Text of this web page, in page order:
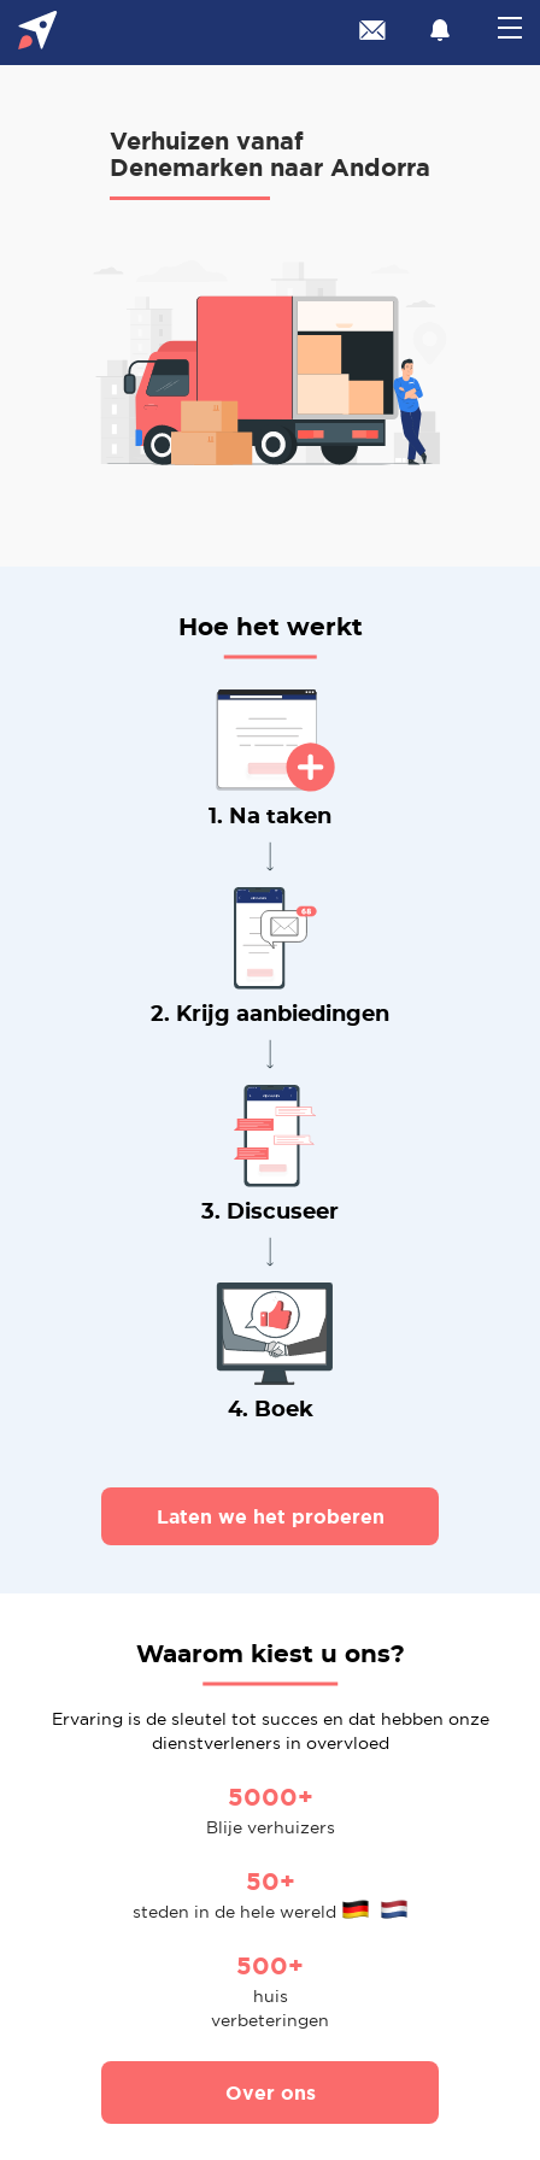
Verhuizen vanaf
Denemarken naar Andorra
Hoe het werkt
1. Na taken
2. Krijg aanbiedingen
3. Discuseer
4. Boek
Laten we het proberen
Waarom kiest u ons?
Ervaring is de sleutel tot succes en dat hebben onze
dienstverleners in overvloed
5000+
Blije verhuizers
50+
steden in de hele wereld
500+
huis
verbeteringen
Over ons